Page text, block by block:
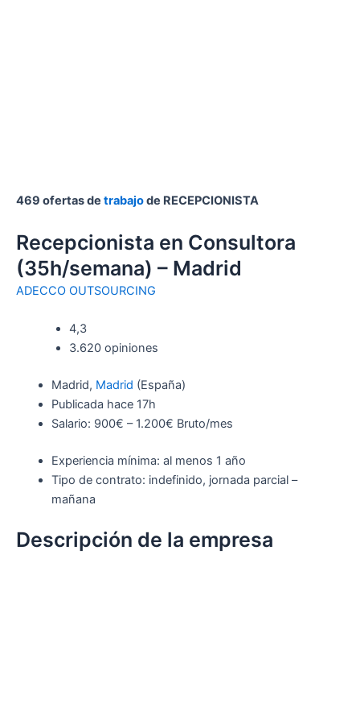
469 ofertas de trabajode RECEPCIONISTA
Recepcionista en Consultora
(35h/semana) – Madrid
ADECCO OUTSOURCING
4,3
3.620 opiniones
Madrid, Madrid (España)
Publicada hace 17h
Salario: 900€ – 1.200€ Bruto/mes
Experiencia mínima: al menos 1 año
Tipo de contrato: indefinido, jornada parcial –
mañana
Descripción de la empresa